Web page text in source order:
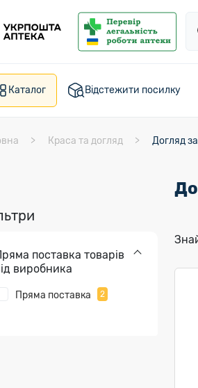
Каталог Відстежити посилку
Краса та догляд Догляд
поставка товарів
виробника
Пряма поставка 2